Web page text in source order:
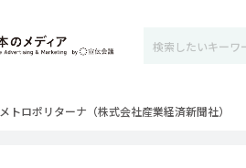
メトロポリターナ（株式会社産業経済新聞社）